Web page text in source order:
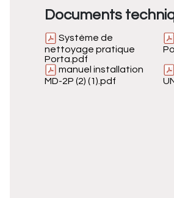
Documents
Système de
nettoyage pratique
Porta.pdf
manuel installation
MD-2P (2) (1).pdf